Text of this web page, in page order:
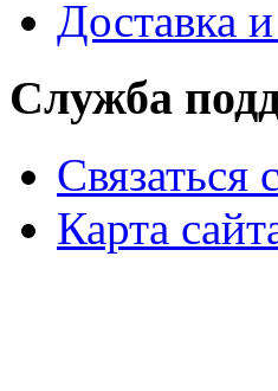
Доставка
Служба
Связаться
Карта